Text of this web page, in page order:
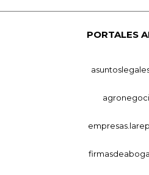
PORTALES